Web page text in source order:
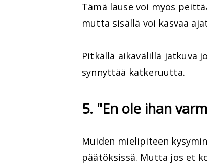
Tämä lause voi myös
mutta sisällä voi kasvaa
Pitkällä aikavälillä jatkuva
synnyttää katkeruutta.
5. "En ole ihan
Muiden mielipiteen
päätöksissä. Mutta jos et